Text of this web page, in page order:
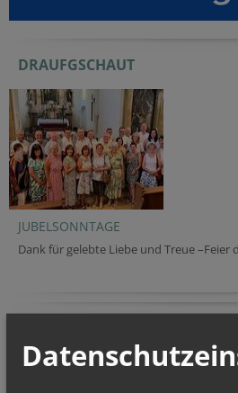
DRAUFGSCHAUT
JUBELSONNTAGE
Dank für gelebte Liebe und Treue –Feier
NEWSLETTER
Geben Sie bitte Ihre E-Mail Adresse ein